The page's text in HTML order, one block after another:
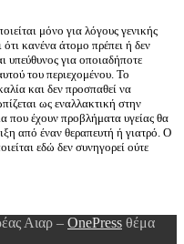
μόνο για λόγους γενικής
κανένα άτομο πρέπει ή δεν
υπεύθυνος για οποιαδήποτε
του περιεχομένου. Το
και δεν προσπαθεί να
ως εναλλακτική στην
που έχουν προβλήματα υγείας θα
από έναν θεραπευτή ή γιατρό. Ο
εδώ δεν συνηγορεί ούτε
Αιαρ – OnePress θέμα